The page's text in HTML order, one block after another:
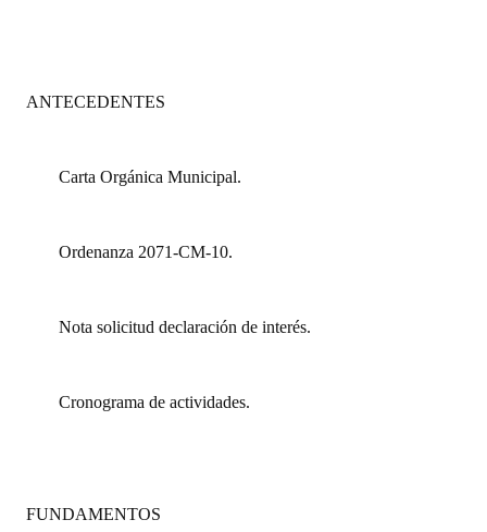
Organigrama
Informes de Gestión
Actas de Sesión
Ejecución Presupuestaria
NORMATIVA
ANTECEDENTES
Carta Orgánica Municipal.
Ordenanza 2071-CM-10.
Nota solicitud declaración de interés.
Cronograma de actividades.
FUNDAMENTOS